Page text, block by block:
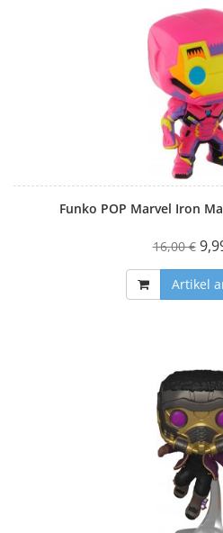
Funko POP Marvel Iron
16,00 €
Artikel